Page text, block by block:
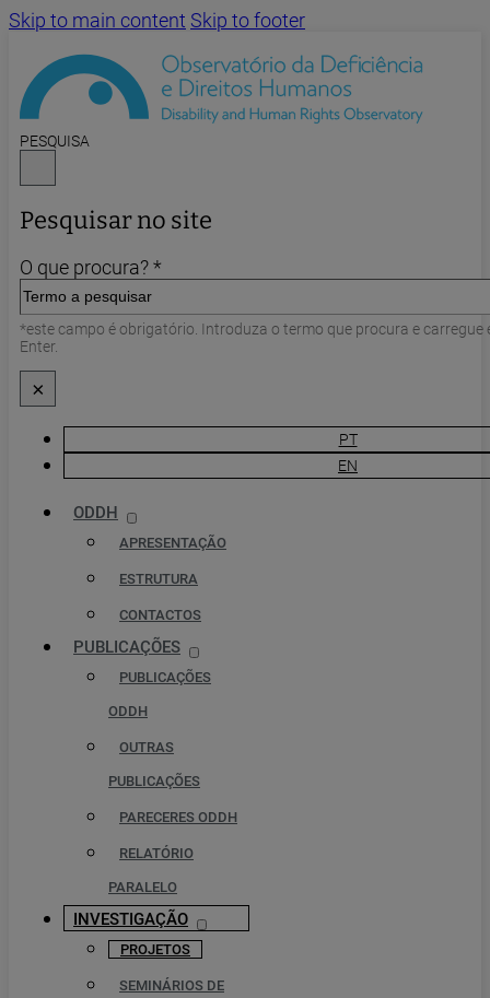
Skip to main content Skip to footer
PESQUISA
Pesquisar no site
O que procura? *
*este campo é obrigatório. Introduza o termo que procura e carregue
Enter.
×
PT
EN
ODDH
APRESENTAÇÃO
ESTRUTURA
CONTACTOS
PUBLICAÇÕES
PUBLICAÇÕES
ODDH
OUTRAS
PUBLICAÇÕES
PARECERES ODDH
RELATÓRIO
PARALELO
INVESTIGAÇÃO
PROJETOS
SEMINÁRIOS DE